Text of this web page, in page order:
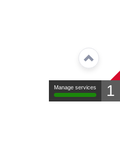
Manage services 1